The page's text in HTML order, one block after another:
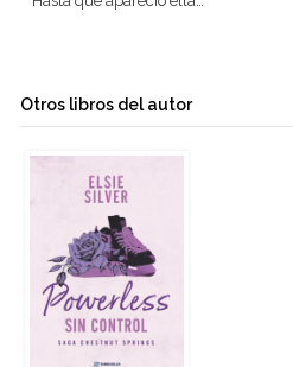
Otros libros del autor